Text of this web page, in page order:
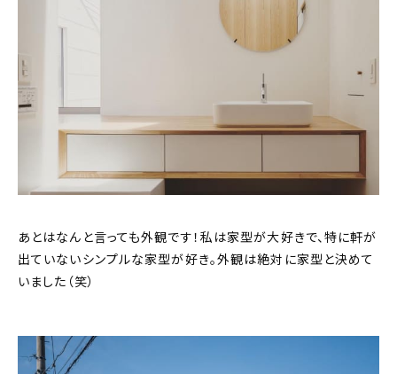
あとはなんと言っても外観です！私は家型が大好きで、特に軒が
出ていないシンプルな家型が好き。外観は絶対に家型と決めて
いました（笑）